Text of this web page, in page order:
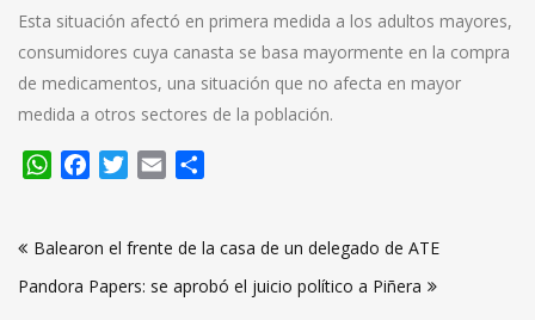
Esta situación afectó en primera medida a los adultos mayores,
consumidores cuya canasta se basa mayormente en la compra
de medicamentos, una situación que no afecta en mayor
medida a otros sectores de la población.
WhatsApp
FacebookTwitter
Email
de
entradas
Balearon el frente de la casa de un delegado de ATE
Pandora Papers: se aprobó el juicio político a Piñera